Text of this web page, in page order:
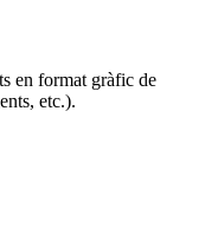
en format gràfic de
etc.).